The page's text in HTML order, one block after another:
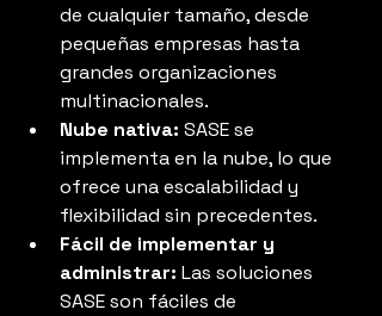
de cualquier tamaño, desde
pequeñas empresas hasta
grandes organizaciones
multinacionales.
Nube nativa: SASE se
implementa en la nube, lo que
ofrece una escalabilidad y
flexibilidad sin precedentes.
Fácil de implementar y
administrar: Las soluciones
SASE son fáciles de